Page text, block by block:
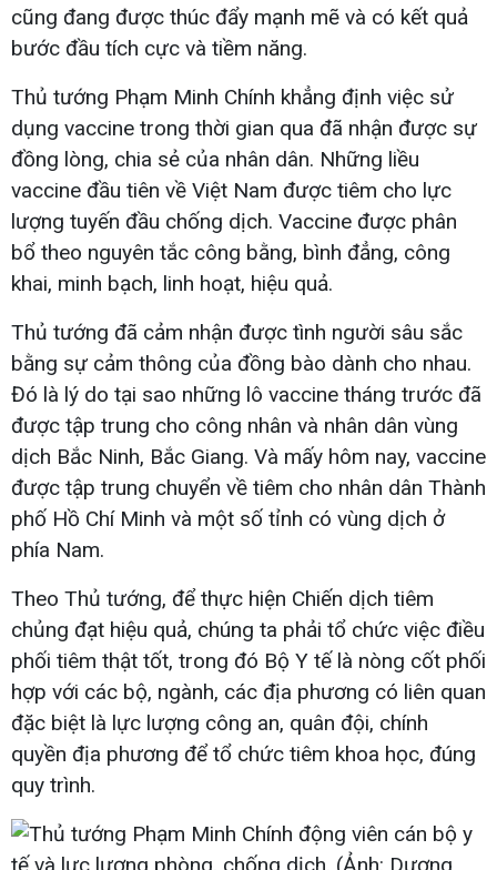
cũng đang được thúc đẩy mạnh mẽ và có kết quả
bước đầu tích cực và tiềm năng.
Thủ tướng Phạm Minh Chính khẳng định việc sử
dụng vaccine trong thời gian qua đã nhận được sự
đồng lòng, chia sẻ của nhân dân. Những liều
vaccine đầu tiên về Việt Nam được tiêm cho lực
lượng tuyến đầu chống dịch. Vaccine được phân
bổ theo nguyên tắc công bằng, bình đẳng, công
khai, minh bạch, linh hoạt, hiệu quả.
Thủ tướng đã cảm nhận được tình người sâu sắc
bằng sự cảm thông của đồng bào dành cho nhau.
Đó là lý do tại sao những lô vaccine tháng trước đã
được tập trung cho công nhân và nhân dân vùng
dịch Bắc Ninh, Bắc Giang. Và mấy hôm nay, vaccine
được tập trung chuyển về tiêm cho nhân dân Thành
phố Hồ Chí Minh và một số tỉnh có vùng dịch ở
phía Nam.
Theo Thủ tướng, để thực hiện Chiến dịch tiêm
chủng đạt hiệu quả, chúng ta phải tổ chức việc điều
phối tiêm thật tốt, trong đó Bộ Y tế là nòng cốt phối
hợp với các bộ, ngành, các địa phương có liên quan
đặc biệt là lực lượng công an, quân đội, chính
quyền địa phương để tổ chức tiêm khoa học, đúng
quy trình.